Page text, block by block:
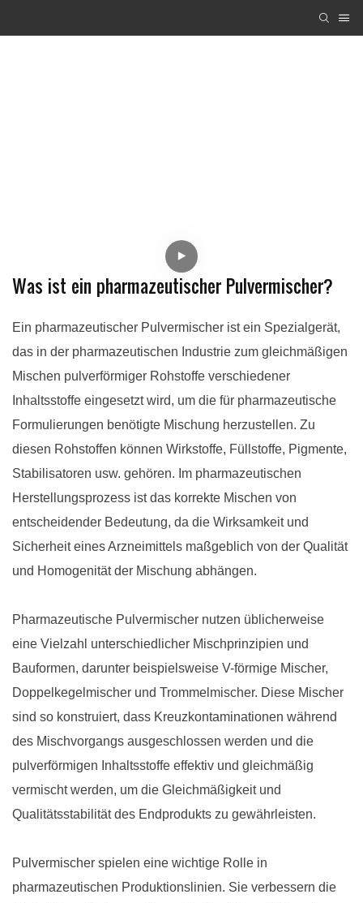
Was ist ein pharmazeutischer Pulvermischer?
Ein pharmazeutischer Pulvermischer ist ein Spezialgerät,
das in der pharmazeutischen Industrie zum gleichmäßigen
Mischen pulverförmiger Rohstoffe verschiedener
Inhaltsstoffe eingesetzt wird, um die für pharmazeutische
Formulierungen benötigte Mischung herzustellen. Zu
diesen Rohstoffen können Wirkstoffe, Füllstoffe, Pigmente,
Stabilisatoren usw. gehören. Im pharmazeutischen
Herstellungsprozess ist das korrekte Mischen von
entscheidender Bedeutung, da die Wirksamkeit und
Sicherheit eines Arzneimittels maßgeblich von der Qualität
und Homogenität der Mischung abhängen.
Pharmazeutische Pulvermischer nutzen üblicherweise
eine Vielzahl unterschiedlicher Mischprinzipien und
Bauformen, darunter beispielsweise V-förmige Mischer,
Doppelkegelmischer und Trommelmischer. Diese Mischer
sind so konstruiert, dass Kreuzkontaminationen während
des Mischvorgangs ausgeschlossen werden und die
pulverförmigen Inhaltsstoffe effektiv und gleichmäßig
vermischt werden, um die Gleichmäßigkeit und
Qualitätsstabilität des Endprodukts zu gewährleisten.
Pulvermischer spielen eine wichtige Rolle in
pharmazeutischen Produktionslinien. Sie verbessern die